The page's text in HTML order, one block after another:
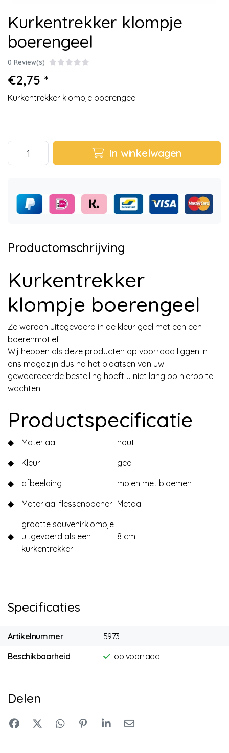
Kurkentrekker klompje
boerengeel
0 Review(s)
€2,75 *
Kurkentrekker klompje boerengeel
In winkelwagen
Productomschrijving
Kurkentrekker
klompje boerengeel
Ze worden uitegevoerd in de kleur geel met een een
boerenmotief.
Wij hebben als deze producten op voorraad liggen in
ons magazijn dus na het plaatsen van uw
gewaardeerde bestelling hoeft u niet lang op hierop te
wachten.
Productspecificatie
◆ Materiaal
hout
◆
Kleur
geel
◆
afbeelding
molen met bloemen
◆
Materiaal flessenopener Metaal
◆
grootte souvenirklompje
uitgevoerd als een
kurkentrekker
8 cm
Specificaties
Artikelnummer
5973
Beschikbaarheid
op voorraad
Delen